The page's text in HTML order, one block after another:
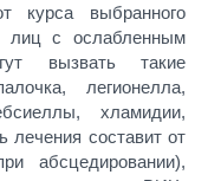
курса выбранного
лиц с ослабленным
вызвать такие
легионелла,
хламидии,
лечения составит от
абсцедировании),